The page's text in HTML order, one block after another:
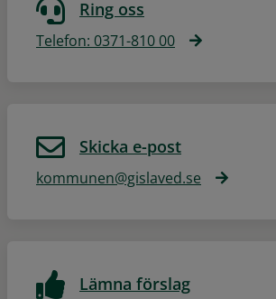
Ring oss
Telefon: 0371-810 00
Skicka e-post
kommunen@gislaved.se
Lämna förslag